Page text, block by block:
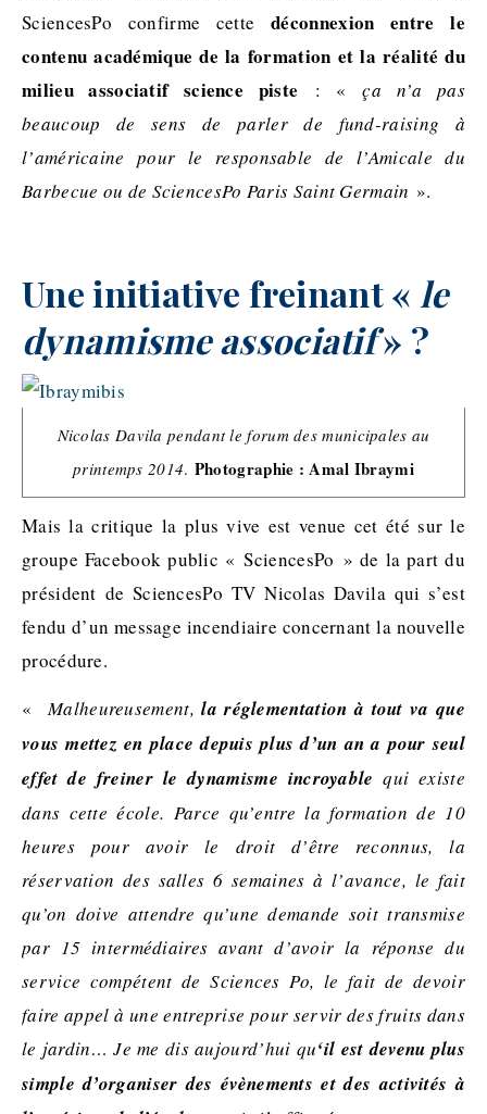
SciencesPo confirme cettedéconnexion entre le
contenu académique de la formation et la réalité du
milieu associatif science piste : «ça n’a pas
beaucoup de sens de parler de fund-raising à
l’américaine pour le responsable de l’Amicale du
Barbecue ou de SciencesPo Paris Saint Germain ».
Une initiative freinant « le
dynamisme associatif» ?
Nicolas Davila pendant le forum des municipales au
printemps 2014. Photographie : Amal Ibraymi
Mais la critique la plus vive est venue cet été sur le
groupe Facebook public « SciencesPo » de la part du
président de SciencesPo TV Nicolas Davila qui s’est
fendu d’un message incendiaire concernant la nouvelle
procédure.
«Malheureusement, la réglementation à tout va que
vous mettez en place depuis plus d’un an a pour seul
effet de freiner le dynamisme incroyable qui existe
dans cette école. Parce qu’entre la formation de 10
heures pour avoir le droit d’être reconnus, la
réservation des salles 6 semaines à l’avance, le fait
qu’on doive attendre qu’une demande soit transmise
par 15 intermédiaires avant d’avoir la réponse du
service compétent de Sciences Po, le fait de devoir
faire appel à une entreprise pour servir des fruits dans
le jardin… Je me dis aujourd’hui qu‘il est devenu plus
simple d’organiser des évènements et des activités à